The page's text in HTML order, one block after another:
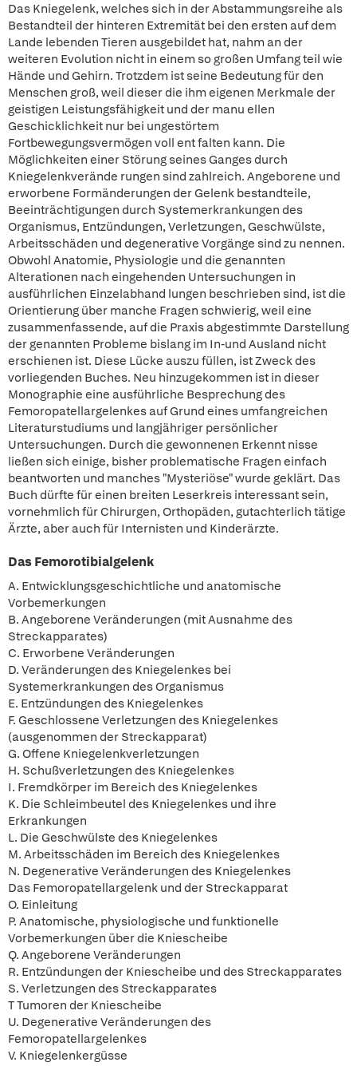
Das Kniegelenk, welches sich in der Abstammungsreihe als
Bestandteil der hinteren Extremität bei den ersten auf dem
Lande lebenden Tieren ausgebildet hat, nahm an der
weiteren Evolution nicht in einem so großen Umfang teil wie
Hände und Gehirn. Trotzdem ist seine Bedeutung für den
Menschen groß, weil dieser die ihm eigenen Merkmale der
geistigen Leistungsfähigkeit und der manu ellen
Geschicklichkeit nur bei ungestörtem
Fortbewegungsvermögen voll ent falten kann. Die
Möglichkeiten einer Störung seines Ganges durch
Kniegelenkverände rungen sind zahlreich. Angeborene und
erworbene Formänderungen der Gelenk bestandteile,
Beeinträchtigungen durch Systemerkrankungen des
Organismus, Entzündungen, Verletzungen, Geschwülste,
Arbeitsschäden und degenerative Vorgänge sind zu nennen.
Obwohl Anatomie, Physiologie und die genannten
Alterationen nach eingehenden Untersuchungen in
ausführlichen Einzelabhand lungen beschrieben sind, ist die
Orientierung über manche Fragen schwierig, weil eine
zusammenfassende, auf die Praxis abgestimmte Darstellung
der genannten Probleme bislang im In-und Ausland nicht
erschienen ist. Diese Lücke auszu füllen, ist Zweck des
vorliegenden Buches. Neu hinzugekommen ist in dieser
Monographie eine ausführliche Besprechung des
Femoropatellargelenkes auf Grund eines umfangreichen
Literaturstudiums und langjähriger persönlicher
Untersuchungen. Durch die gewonnenen Erkennt nisse
ließen sich einige, bisher problematische Fragen einfach
beantworten und manches "Mysteriöse" wurde geklärt. Das
Buch dürfte für einen breiten Leserkreis interessant sein,
vornehmlich für Chirurgen, Orthopäden, gutachterlich tätige
Ärzte, aber auch für Internisten und Kinderärzte.
Das Femorotibialgelenk
A. Entwicklungsgeschichtliche und anatomische
Vorbemerkungen
B. Angeborene Veränderungen (mit Ausnahme des
Streckapparates)
C. Erworbene Veränderungen
D. Veränderungen des Kniegelenkes bei
Systemerkrankungen des Organismus
E. Entzündungen des Kniegelenkes
F. Geschlossene Verletzungen des Kniegelenkes
(ausgenommen der Streckapparat)
G. Offene Kniegelenkverletzungen
H. Schußverletzungen des Kniegelenkes
I. Fremdkörper im Bereich des Kniegelenkes
K. Die Schleimbeutel des Kniegelenkes und ihre
Erkrankungen
L. Die Geschwülste des Kniegelenkes
M. Arbeitsschäden im Bereich des Kniegelenkes
N. Degenerative Veränderungen des Kniegelenkes
Das Femoropatellargelenk und der Streckapparat
O. Einleitung
P. Anatomische, physiologische und funktionelle
Vorbemerkungen über die Kniescheibe
Q. Angeborene Veränderungen
R. Entzündungen der Kniescheibe und des Streckapparates
S. Verletzungen des Streckapparates
T Tumoren der Kniescheibe
U. Degenerative Veränderungen des
Femoropatellargelenkes
V. Kniegelenkergüsse